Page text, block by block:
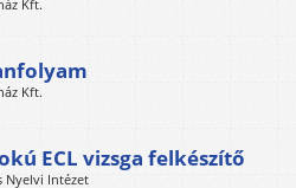
Kft.
Kft.
ECL vizsga felkészítő
Nyelvi Intézet